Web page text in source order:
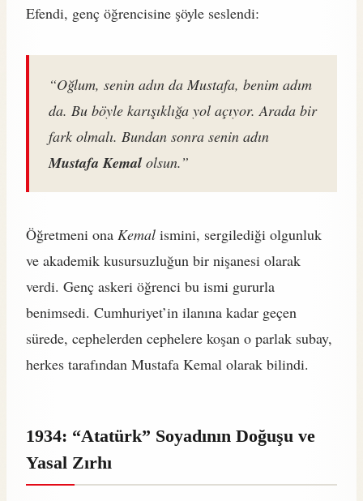
Efendi, genç öğrencisine şöyle seslendi:
“Oğlum, senin adın da Mustafa, benim adım
da. Bu böyle karışıklığa yol açıyor. Arada bir
fark olmalı. Bundan sonra senin adın
Mustafa Kemal olsun.”
Öğretmeni ona Kemal ismini, sergilediği olgunluk
ve akademik kusursuzluğun bir nişanesi olarak
verdi. Genç askeri öğrenci bu ismi gururla
benimsedi. Cumhuriyet’in ilanına kadar geçen
sürede, cephelerden cephelere koşan o parlak subay,
herkes tarafından Mustafa Kemal olarak bilindi.
1934: “Atatürk” Soyadının Doğuşu ve
Yasal Zırhı